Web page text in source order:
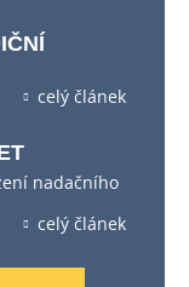
celý článek
nadačního
celý článek